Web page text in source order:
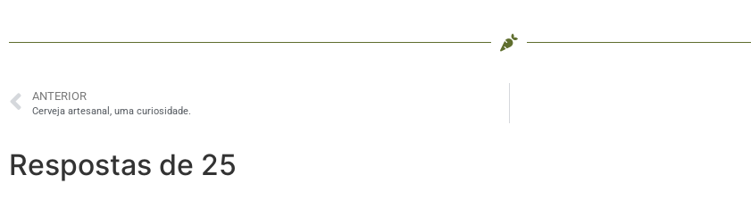
ANTERIOR
Cerveja artesanal, uma curiosidade.
Respostas de 25